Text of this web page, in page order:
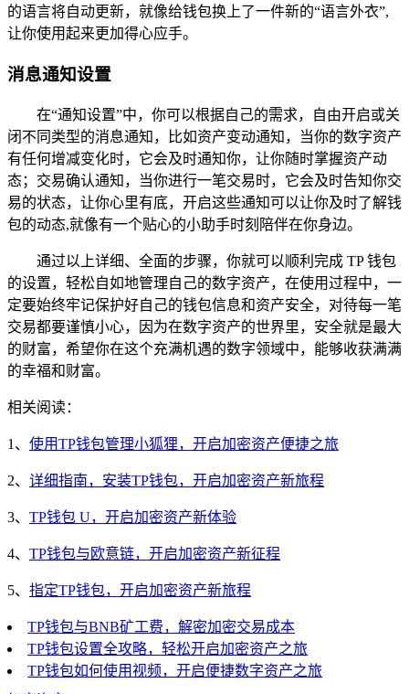
的语言将自动更新，就像给钱包换上了一件新的“语言外衣”,
让你使用起来更加得心应手。
消息通知设置
在“通知设置”中，你可以根据自己的需求，自由开启或关
闭不同类型的消息通知，比如资产变动通知，当你的数字资产
有任何增减变化时，它会及时通知你，让你随时掌握资产动
态；交易确认通知，当你进行一笔交易时，它会及时告知你交
易的状态，让你心里有底，开启这些通知可以让你及时了解钱
包的动态,就像有一个贴心的小助手时刻陪伴在你身边。
通过以上详细、全面的步骤，你就可以顺利完成 TP 钱包
的设置，轻松自如地管理自己的数字资产，在使用过程中，一
定要始终牢记保护好自己的钱包信息和资产安全，对待每一笔
交易都要谨慎小心，因为在数字资产的世界里，安全就是最大
的财富，希望你在这个充满机遇的数字领域中，能够收获满满
的幸福和财富。
相关阅读：
1、 使用TP钱包管理小狐狸，开启加密资产便捷之旅
2、 详细指南，安装TP钱包，开启加密资产新旅程
3、 TP钱包 U，开启加密资产新体验
4、 TP钱包与欧意链，开启加密资产新征程
5、 指定TP钱包，开启加密资产新旅程
TP钱包与BNB矿工费，解密加密交易成本
TP钱包设置全攻略，轻松开启加密资产之旅
TP钱包如何使用视频，开启便捷数字资产之旅